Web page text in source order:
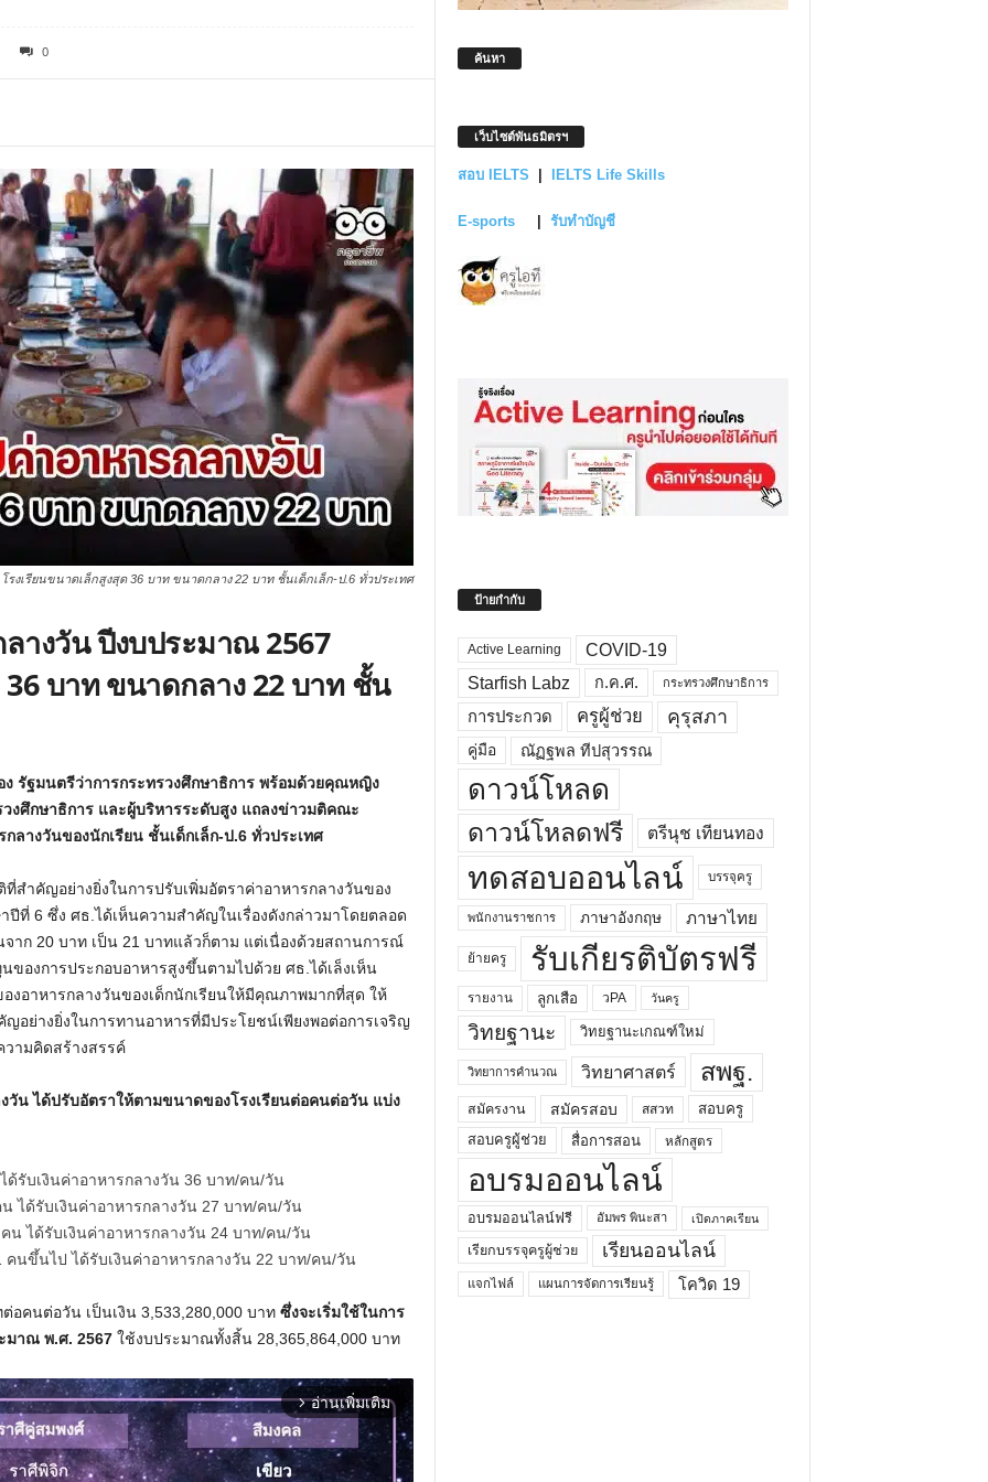
0
งเรียนขนาดเล็กสูงสุด 36 บาท ขนาดกลาง 22 บาท ชั้นเด็กเล็ก-ป.6 ทั่วประเทศ
างวัน ปีงบประมาณ 2567
36 บาท ขนาดกลาง 22 บาท ชั้น
รัฐมนตรีว่าการกระทรวงศึกษาธิการ พร้อมด้วยคุณหญิง
ศึกษาธิการ และผู้บริหารระดับสูง แถลงข่าวมติคณะ
ลางวันของนักเรียน ชั้นเด็กเล็ก-ป.6 ทั่วประเทศ
สำคัญอย่างยิ่งในการปรับเพิ่มอัตราค่าอาหารกลางวันของ
ปีที่ 6 ซึ่ง ศธ.ได้เห็นความสำคัญในเรื่องดังกล่าวมาโดยตลอด
าก 20 บาท เป็น 21 บาทแล้วก็ตาม แต่เนื่องด้วยสถานการณ์
องการประกอบอาหารสูงขึ้นตามไปด้วย ศธ.ได้เล็งเห็น
อาหารกลางวันของเด็กนักเรียนให้มีคุณภาพมากที่สุด ให้
อย่างยิ่งในการทานอาหารที่มีประโยชน์เพียงพอต่อการเจริญ
ามคิดสร้างสรรค์
น ได้ปรับอัตราให้ตามขนาดของโรงเรียนต่อคนต่อวัน แบ่ง
ด้รับเงินค่าอาหารกลางวัน 36 บาท/คน/วัน
ได้รับเงินค่าอาหารกลางวัน 27 บาท/คน/วัน
น ได้รับเงินค่าอาหารกลางวัน 24 บาท/คน/วัน
คนขึ้นไป ได้รับเงินค่าอาหารกลางวัน 22 บาท/คน/วัน
อคนต่อวัน เป็นเงิน 3,533,280,000 บาท ซึ่งจะเริ่มใช้ในการ
มาณ พ.ศ. 2567ใช้งบประมาณทั้งสิ้น 28,365,864,000 บาท
arrow_forward_ios อ่านเพิ่มเติม
ค้นหา
เว็บไซต์พันธมิตรฯ
สอบ IELTS IELTS Life Skills
E-sports รับทำบัญชี
ป้ายกำกับ
Active Learning
COVID-19
Starfish Labz
ก.ค.ศ. กระทรวงศึกษาธิการ
การประกวด ครูผู้ช่วย คุรุสภา
คู่มือ ณัฏฐพล ทีปสุวรรณ
ดาวน์โหลด
ดาวน์โหลดฟรี ตรีนุช เทียนทอง
ทดสอบออนไลน์ บรรจุครู
พนักงานราชการ ภาษาอังกฤษ ภาษาไทย
ย้ายครู รับเกียรติบัตรฟรี
รายงาน ลูกเสือ วPA วันครู
วิทยฐานะ วิทยฐานะเกณฑ์ใหม่
วิทยาการคำนวณ วิทยาศาสตร์ สพฐ.
สมัครงาน สมัครสอบ สสวท
สอบครู
สอบครูผู้ช่วย
สื่อการสอน หลักสูตร
อบรมออนไลน์
อบรมออนไลน์ฟรี อัมพร พินะสา เปิดภาคเรียน
เรียกบรรจุครูผู้ช่วย เรียนออนไลน์
แจกไฟล์ แผนการจัดการเรียนรู้ โควิด 19